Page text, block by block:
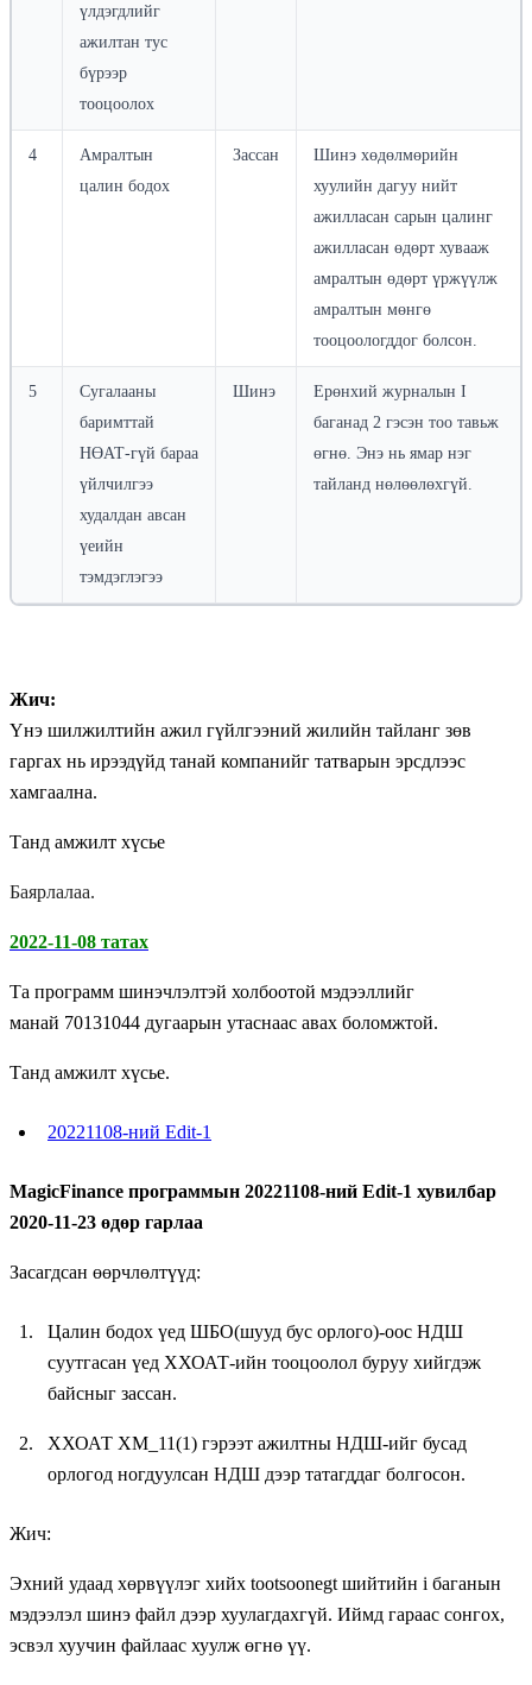
үлдэгдлийг
ажилтан тус
бүрээр
тооцоолох
4
Амралтын
цалин бодох
Зассан
Шинэ хөдөлмөрийн
хуулийн дагуу нийт
ажилласан сарын цалинг
ажилласан өдөрт хувааж
амралтын өдөрт үржүүлж
амралтын мөнгө
тооцоологддог болсон.
5
Сугалааны
баримттай
НӨАТ-гүй бараа
үйлчилгээ
худалдан авсан
үеийн
тэмдэглэгээ
Шинэ
Ерөнхий журналын I
баганад 2 гэсэн тоо тавьж
өгнө. Энэ нь ямар нэг
тайланд нөлөөлөхгүй.
Жич:
Үнэ шилжилтийн ажил гүйлгээний жилийн тайланг зөв
гаргах нь ирээдүйд танай компанийг татварын эрсдлээс
хамгаална.
Танд амжилт хүсье
Баярлалаа.
2022-11-08 татах
Та программ шинэчлэлтэй холбоотой мэдээллийг
манай 70131044 дугаарын утаснаас авах боломжтой.
Танд амжилт хүсье.
20221108-ний Edit-1
MagicFinance программын 20221108-ний Edit-1 хувилбар
2020-11-23 өдөр гарлаа
Засагдсан өөрчлөлтүүд:
Цалин бодох үед ШБО(шууд бус орлого)-оос НДШ
суутгасан үед ХХОАТ-ийн тооцоолол буруу хийгдэж
байсныг зассан.
ХХОАТ ХМ_11(1) гэрээт ажилтны НДШ-ийг бусад
орлогод ногдуулсан НДШ дээр татагддаг болгосон.
Жич:
Эхний удаад хөрвүүлэг хийх tootsoonegt шийтийн i баганын
мэдээлэл шинэ файл дээр хуулагдахгүй. Иймд гараас сонгох,
эсвэл хуучин файлаас хуулж өгнө үү.